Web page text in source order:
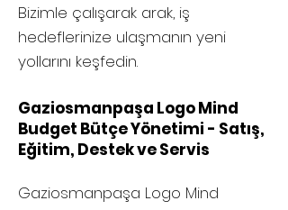
Bizimle çalışarak arak, iş
hedeflerinize ulaşmanın yeni
yollarını keşfedin.
Gaziosmanpaşa Logo Mind
Budget Bütçe Yönetimi - Satış,
Eğitim, Destek ve Servis
Gaziosmanpaşa Logo Mind